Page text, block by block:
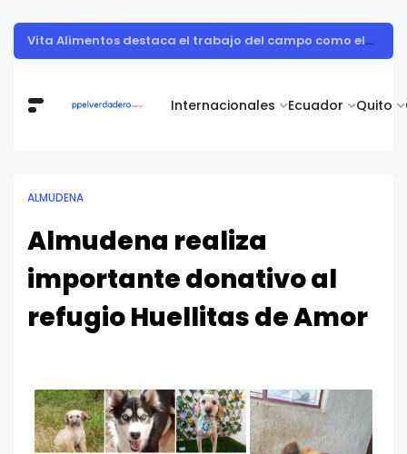
Internacionales Ecuador Quito
Muestra de arte contemporáneo reunió a cuerpo diplomático y artistas nacionales en la Academia Diplomática Galo Plaza
ALMUDENA
Almudena realiza
importante donativo al
refugio Huellitas de Amor